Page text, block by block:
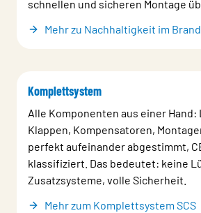
schnellen und sicheren Montage
Mehr zu Nachhaltigkeit im
Komplettsystem
Alle Komponenten aus einer
Klappen, Kompensatoren,
perfekt aufeinander abgestimmt,
klassifiziert. Das bedeutet: keine
Zusatzsysteme, volle Sicherheit.
Mehr zum Komplettsystem SCS